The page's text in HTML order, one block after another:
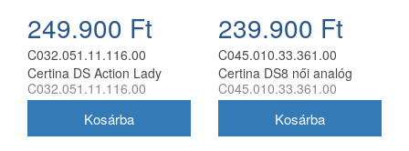
249.900 Ft
C032.051.11.116.00
Certina DS Action Lady
Diamonds női analóg karóra
C032.051.11.116.00
239.900 Ft
C045.010.33.361.00
Certina DS8 női analóg
karóra
C045.010.33.361.00